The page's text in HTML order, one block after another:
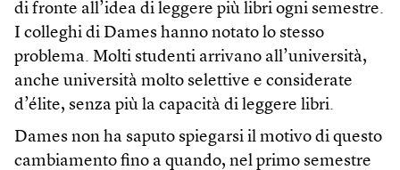
di fronte all’idea di leggere più libri ogni semestre.
I colleghi di Dames hanno notato lo stesso
problema. Molti studenti arrivano all’università,
anche università molto selettive e considerate
d’élite, senza più la capacità di leggere libri.
Dames non ha saputo spiegarsi il motivo di questo
cambiamento fino a quando, nel primo semestre